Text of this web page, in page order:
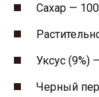
Сахар —
Уксус (9%)
Черный